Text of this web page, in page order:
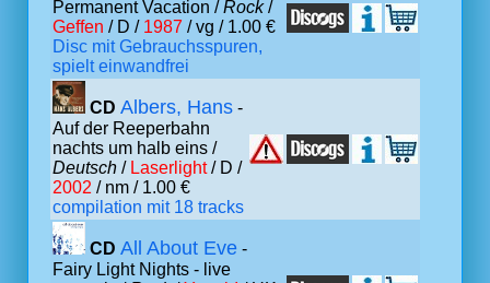
Permanent Vacation /Rock/
Geffen / D / 1987 / vg / 1.00 €
Disc mit Gebrauchsspuren,
spielt einwandfrei
CD Albers, Hans -
Auf der Reeperbahn
nachts um halb eins /
Deutsch / Laserlight/ D /
2002 / nm / 1.00 €
compilation mit 18 tracks
CD All About Eve -
Fairy Light Nights - live